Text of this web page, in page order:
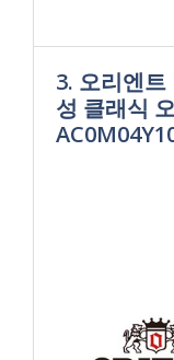
3. 오리엔
성 클래식